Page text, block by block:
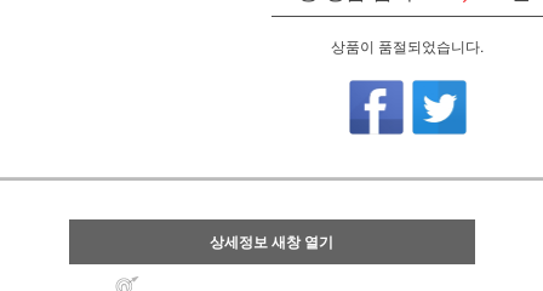
상품이 품절되었습니다.
상세정보 새창 열기